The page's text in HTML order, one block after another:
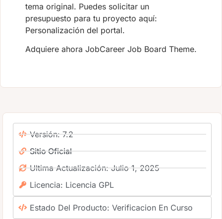
tema original. Puedes solicitar un
presupuesto para tu proyecto aquí:
Personalización del portal.
Adquiere ahora JobCareer Job Board Theme.
Versión: 7.2
Sitio Oficial
Ultima Actualización: Julio 1, 2025
Licencia: Licencia GPL
Estado Del Producto: Verificacion En Curso